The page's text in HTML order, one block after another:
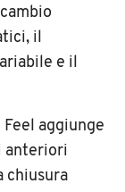
il
e il
aggiunge
anteriori
chiusura